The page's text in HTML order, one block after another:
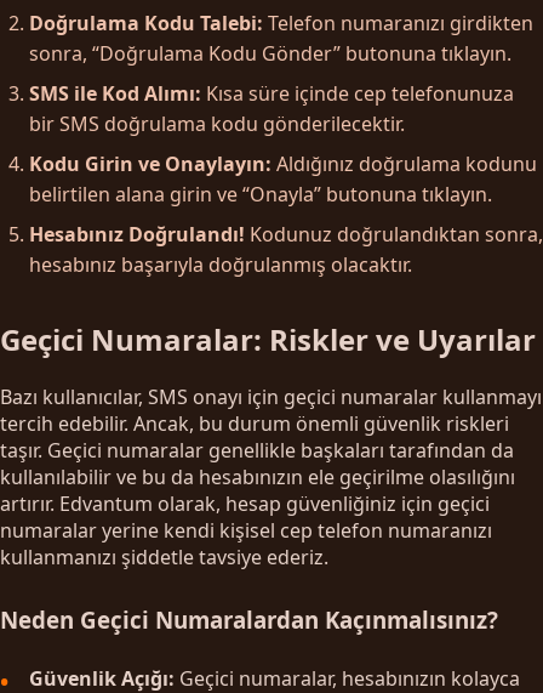
Doğrulama Kodu Talebi: Telefon numaranızı girdikten
sonra, “Doğrulama Kodu Gönder” butonuna tıklayın.
SMS ile Kod Alımı: Kısa süre içinde cep telefonunuza
bir SMS doğrulama kodu gönderilecektir.
Kodu Girin ve Onaylayın: Aldığınız doğrulama kodunu
belirtilen alana girin ve “Onayla” butonuna tıklayın.
Hesabınız Doğrulandı! Kodunuz doğrulandıktan sonra,
hesabınız başarıyla doğrulanmış olacaktır.
Geçici Numaralar: Riskler ve Uyarılar
Bazı kullanıcılar, SMS onayı için geçici numaralar kullanmayı
tercih edebilir. Ancak, bu durum önemli güvenlik riskleri
taşır. Geçici numaralar genellikle başkaları tarafından da
kullanılabilir ve bu da hesabınızın ele geçirilme olasılığını
artırır. Edvantum olarak, hesap güvenliğiniz için geçici
numaralar yerine kendi kişisel cep telefon numaranızı
kullanmanızı şiddetle tavsiye ederiz.
Neden Geçici Numaralardan Kaçınmalısınız?
Güvenlik Açığı: Geçici numaralar, hesabınızın kolayca